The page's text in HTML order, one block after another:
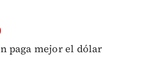
paga mejor el dólar